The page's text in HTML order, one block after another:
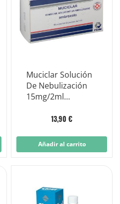
Muciclar Solución
De Nebulización
15mg/2ml
Ambroxol 30
13,90 €
Añadir al carrito